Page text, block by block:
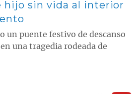
hijo sin vida al interior
un puente festivo de descanso
una tragedia rodeada de